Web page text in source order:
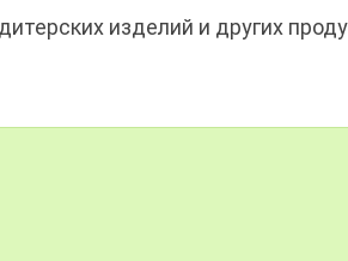
изделий и других